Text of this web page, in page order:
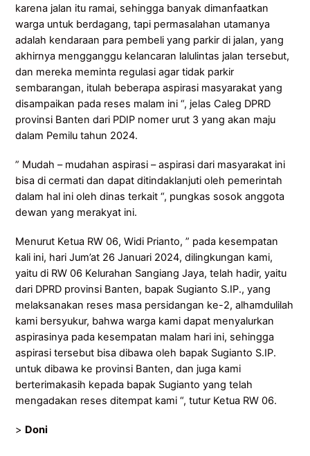
karena jalan itu ramai, sehingga banyak dimanfaatkan
warga untuk berdagang, tapi permasalahan utamanya
adalah kendaraan para pembeli yang parkir di jalan, yang
akhirnya mengganggu kelancaran lalulintas jalan tersebut,
dan mereka meminta regulasi agar tidak parkir
sembarangan, itulah beberapa aspirasi masyarakat yang
disampaikan pada reses malam ini “, jelas Caleg DPRD
provinsi Banten dari PDIP nomer urut 3 yang akan maju
dalam Pemilu tahun 2024.
” Mudah – mudahan aspirasi – aspirasi dari masyarakat ini
bisa di cermati dan dapat ditindaklanjuti oleh pemerintah
dalam hal ini oleh dinas terkait “, pungkas sosok anggota
dewan yang merakyat ini.
Menurut Ketua RW 06, Widi Prianto, ” pada kesempatan
kali ini, hari Jum’at 26 Januari 2024, dilingkungan kami,
yaitu di RW 06 Kelurahan Sangiang Jaya, telah hadir, yaitu
dari DPRD provinsi Banten, bapak Sugianto S.IP., yang
melaksanakan reses masa persidangan ke-2, alhamdulilah
kami bersyukur, bahwa warga kami dapat menyalurkan
aspirasinya pada kesempatan malam hari ini, sehingga
aspirasi tersebut bisa dibawa oleh bapak Sugianto S.IP.
untuk dibawa ke provinsi Banten, dan juga kami
berterimakasih kepada bapak Sugianto yang telah
mengadakan reses ditempat kami “, tutur Ketua RW 06.
> Doni